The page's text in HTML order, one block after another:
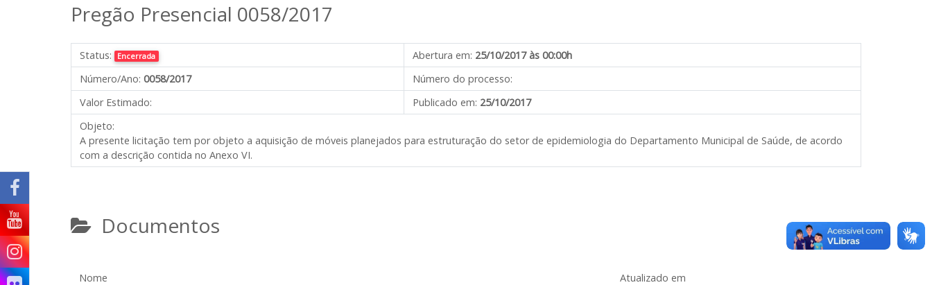
Pregão Presencial 0058/2017
Status: Encerrada Abertura em: 25/10/2017 às 00:00h
Número/Ano: 0058/2017
Número do processo:
Valor Estimado:
Publicado em: 25/10/2017
Objeto:
A presente licitação tem por objeto a aquisição de móveis planejados para estruturação do setor de epidemiologia do Departamento Municipal de Saúde, de acordo
com a descrição contida no Anexo VI.
Documentos
Nome Atualizado em